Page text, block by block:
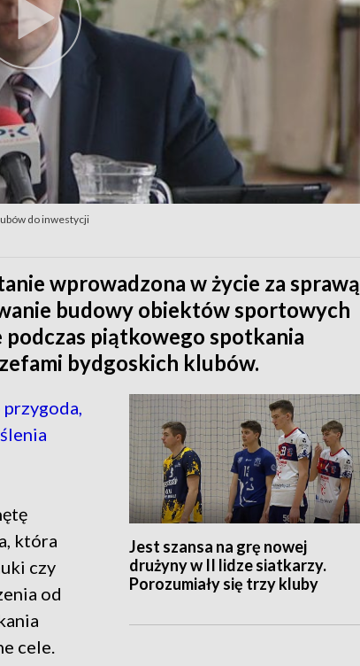
do inwestycji
wprowadzona w życie za sprawą
budowy obiektów sportowych
piątkowego spotkania
bydgoskich klubów.
Jest szansa na grę nowej
drużyny w II lidze siatkarzy.
Porozumiały się trzy kluby
która
czy
od
cele.